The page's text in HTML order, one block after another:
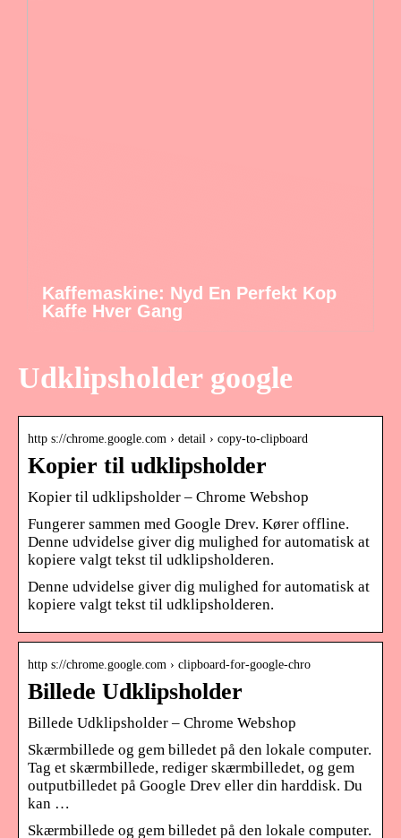
Kaffemaskine: Nyd En Perfekt Kop
Kaffe Hver Gang
Udklipsholder google
http s://chrome.google.com › detail › copy-to-clipboard
Kopier til udklipsholder
Kopier til udklipsholder – Chrome Webshop
Fungerer sammen med Google Drev. Kører offline.
Denne udvidelse giver dig mulighed for automatisk at
kopiere valgt tekst til udklipsholderen.
Denne udvidelse giver dig mulighed for automatisk at
kopiere valgt tekst til udklipsholderen.
http s://chrome.google.com › clipboard-for-google-chro
Billede Udklipsholder
Billede Udklipsholder – Chrome Webshop
Skærmbillede og gem billedet på den lokale computer.
Tag et skærmbillede, rediger skærmbilledet, og gem
outputbilledet på Google Drev eller din harddisk. Du
kan …
Skærmbillede og gem billedet på den lokale computer.